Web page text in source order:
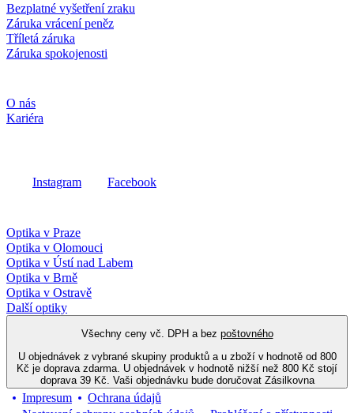
Bezplatné vyšetření zraku
Záruka vrácení peněz
Tříletá záruka
Záruka spokojenosti
O nás
Kariéra
Instagram Facebook
Optika v Praze
Optika v Olomouci
Optika v Ústí nad Labem
Optika v Brně
Optika v Ostravě
Další optiky
Všechny ceny vč. DPH a bez poštovného
U objednávek z vybrané skupiny produktů a u zboží v hodnotě od 800
Kč je doprava zdarma. U objednávek v hodnotě nižší než 800 Kč stojí
doprava 39 Kč. Vaši objednávku bude doručovat Zásilkovna
Impresum
Ochrana údajů